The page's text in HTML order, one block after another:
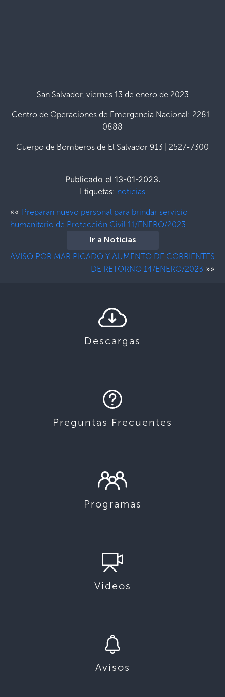
San Salvador, viernes 13 de enero de 2023
Centro de Operaciones de Emergencia Nacional: 2281-
0888
Cuerpo de Bomberos de El Salvador 913 | 2527-7300
Publicado el 13-01-2023.
Etiquetas: noticias
«« Preparan nuevo personal para brindar servicio
humanitario de Protección Civil 11/ENERO/2023
Ir a Noticias
AVISO POR MAR PICADO Y AUMENTO DE CORRIENTES
DE RETORNO 14/ENERO/2023 »»
Descargas
Preguntas Frecuentes
Programas
Videos
Avisos